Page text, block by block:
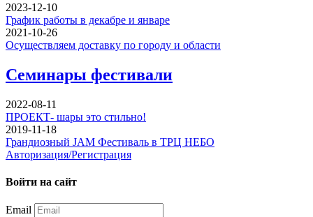
2023-12-10
График работы в декабре и январе
2021-10-26
Осуществляем доставку по городу и области
Семинары фестивали
2022-08-11
ПРОЕКТ- шары это стильно!
2019-11-18
Грандиозный JAM Фестиваль в ТРЦ НЕБО
Авторизация/Регистрация
Войти на сайт
Email